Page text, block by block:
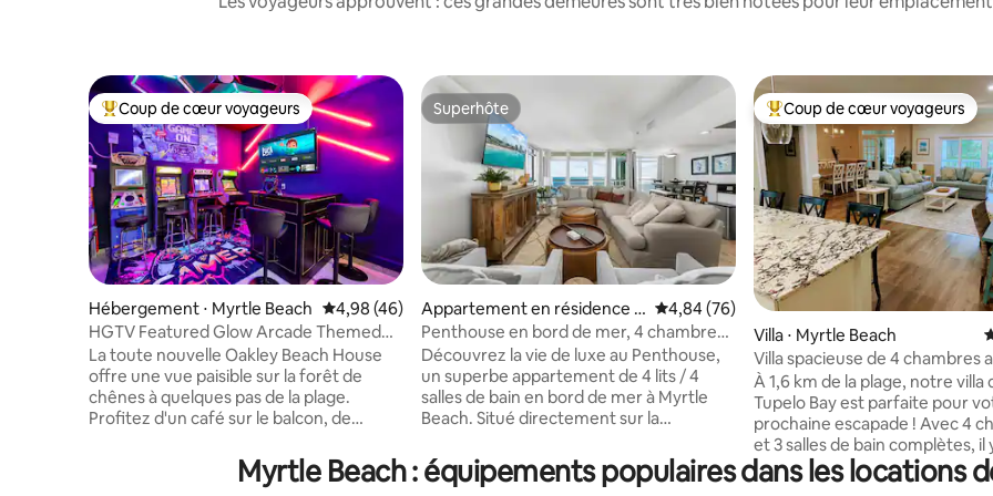
Coups de cœur voyageurs les plus appréciés
Coup de cœur voyageurs
Hébergement ⋅ Myrtle Beach Évaluation moyenne sur la base de 46 commentaires : 4,98 sur 5
4,98 (46)
HGTV Featured Glow Arcade Themed
Rooms Sleeps 12
La toute nouvelle Oakley Beach House
offre une vue paisible sur la forêt de
chênes à quelques pas de la plage.
Profitez d'un café sur le balcon, de
constructeurs de châteaux de sable et
amoureux des fées, et de votre propre
Superhôte
Superhôte
Appartement en résidence ⋅
Myrtle Beach
Évaluation moyenne sur la base de 76
4,84 (76)
Penthouse en bord de mer, 4 chambres
et 4 salles de bain
Découvrez la vie de luxe au Penthouse,
un superbe appartement de 4 lits / 4
salles de bain en bord de mer à Myrtle
Beach. Situé directement sur la
imprenable sur l'Atlantique depuis le 19e
étage. À l'intérieur, vous découvrirez des
Coups de cœur voyageurs les
Coup de cœur voyageurs
Villa ⋅ Myrtle Beach
Villa spacieuse de 4 chambres
complexe hôtelier Tupelo Bay
À 1,6 km de la plage, notre villa
Tupelo Bay est parfaite pour
prochaine escapade ! Avec 4
et 3 salles de bain complètes, il
beaucoup d'espace pour les
familles ou les groupes qui
Myrtle Beach : équipements populaires dans les locations